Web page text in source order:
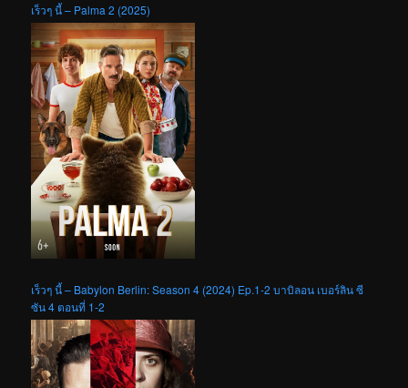
เร็วๆ นี้ – Palma 2 (2025)
เร็วๆ นี้ – Babylon Berlin: Season 4 (2024) Ep.1-2 บาบิลอน เบอร์ลิน ซี
ซัน 4 ตอนที่ 1-2